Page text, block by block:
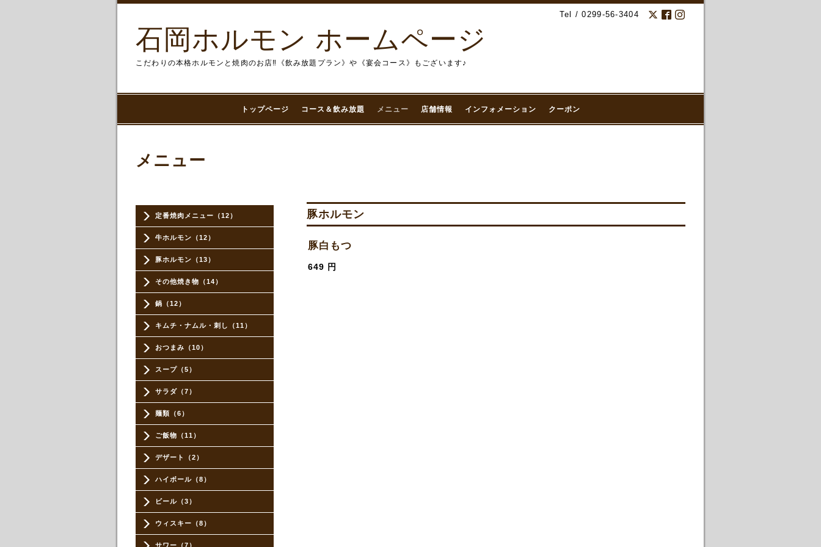
Tel / 0299-56-3404
石岡ホルモン ホームページ
こだわりの本格ホルモンと焼肉のお店‼︎《飲み放題プラン》や《宴会コース》もございます♪
トップページ コース＆飲み放題 メニュー 店舗情報 インフォメーション クーポン
定番焼肉メニュー（12）
牛ホルモン（12）
豚ホルモン（13）
その他焼き物（14）
鍋（12）
キムチ・ナムル・刺し（11）
おつまみ（10）
スープ（5）
サラダ（7）
麺類（6）
ご飯物（11）
デザート（2）
ハイボール（8）
ビール（3）
ウィスキー（8）
サワー（7）
メニュー
豚ホルモン
豚白もつ
649 円